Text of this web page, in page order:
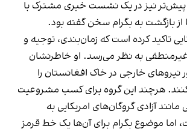
پیش‌تر نیز در یک نشست خبری مشترک با
از بازگشت به بگرام سخن گفته بود.
تاکید کرده است که زمان‌بندی، توجیه و
غیرمنطقی به نظر می‌رسد. او خاطرنشان
نیروهای خارجی در خاک افغانستان را
هرچند این گروه برای کسب مشروعیت
مانند آزادی گروگان‌های امریکایی به
اما موضوع بگرام برای آن‌ها یک خط قرمز